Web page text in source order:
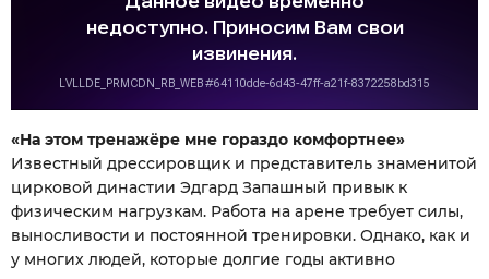
«На этом тренажёре мне гораздо комфортнее»
Известный дрессировщик и представитель знаменитой
цирковой династии Эдгард Запашный привык к
физическим нагрузкам. Работа на арене требует силы,
выносливости и постоянной тренировки. Однако, как и
у многих людей, которые долгие годы активно